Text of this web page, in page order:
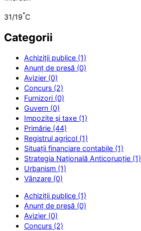
31/19°C
Categorii
Achiziții publice (1)
Anunț de presă (0)
Avizier (0)
Concurs (2)
Furnizori (0)
Guvern (0)
Impozite și taxe (1)
Primărie (44)
Registrul agricol (1)
Situații financiare contabile (1)
Strategia Națională Anticorupție (1)
Urbanism (1)
Vânzare (0)
Achiziții publice (1)
Anunț de presă (0)
Avizier (0)
Concurs (2)